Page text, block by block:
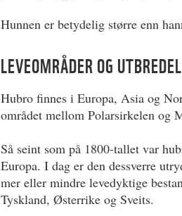
Hunnen er betydelig større enn
LEVEOMRÅDER OG
Hubro finnes i Europa, Asia og
området mellom Polarsirkelen og
Så seint som på 1800-tallet var
Europa. I dag er den dessverre
mer eller mindre levedyktige
Tyskland, Østerrike og Sveits.